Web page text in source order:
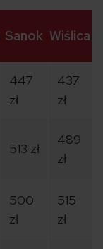
Sanok Wiślica
447
zł
437
zł
513 zł
489
zł
500
zł
515
zł